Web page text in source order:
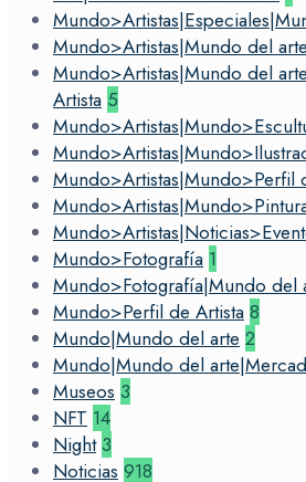
Mundo>Artistas|Mundo del arte
Mundo>Artistas|Mundo del
Artista 5
Mundo>Artistas|Mundo>Perfil
Mundo>Fotografía 1
Mundo>Fotografía|Mundo del
Mundo>Perfil de Artista 8
Mundo|Mundo del arte 2
Mundo|Mundo del
Museos 3
NFT 14
Night 3
Noticias 918